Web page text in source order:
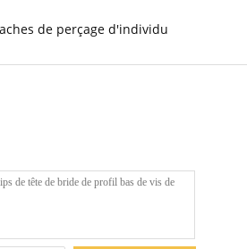
de perçage d'individu